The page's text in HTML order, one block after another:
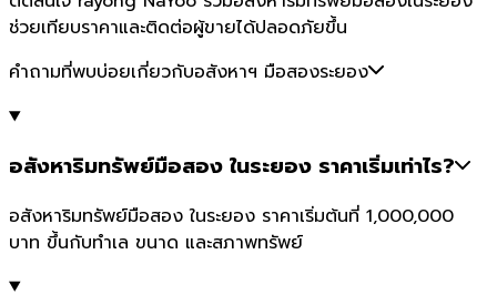
ช่วยเทียบราคาและติดต่อผู้ขายได้ปลอดภัยขึ้น
คำถามที่พบบ่อยเกี่ยวกับอสังหาฯ มือสองระยอง
อสังหาริมทรัพย์มือสอง ในระยอง ราคาเริ่มเท่าไร?
อสังหาริมทรัพย์มือสอง ในระยอง ราคาเริ่มต้นที่ 1,000,000
บาท ขึ้นกับทำเล ขนาด และสภาพทรัพย์